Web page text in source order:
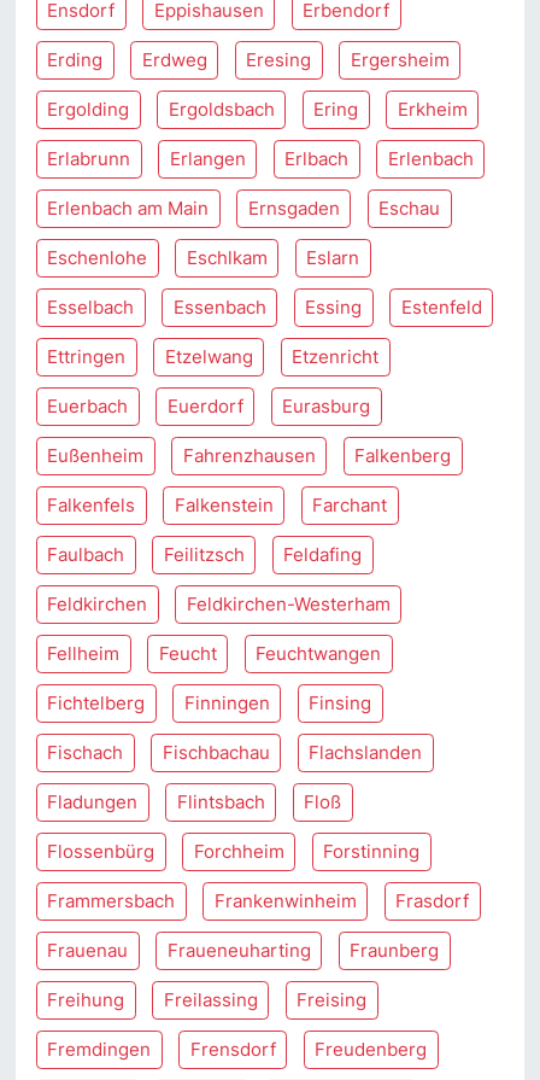
Ensdorf Eppishausen Erbendorf
Erding Erdweg Eresing Ergersheim
Ergolding Ergoldsbach Ering Erkheim
Erlabrunn Erlangen Erlbach Erlenbach
Erlenbach am Main Ernsgaden Eschau
Eschenlohe Eschlkam Eslarn
Esselbach Essenbach Essing Estenfeld
Ettringen Etzelwang Etzenricht
Euerbach Euerdorf Eurasburg
Eußenheim Fahrenzhausen Falkenberg
Falkenfels Falkenstein Farchant
Faulbach Feilitzsch Feldafing
Feldkirchen Feldkirchen-Westerham
Fellheim Feucht Feuchtwangen
Fichtelberg Finningen Finsing
Fischach Fischbachau Flachslanden
Fladungen Flintsbach Floß
Flossenbürg Forchheim Forstinning
Frammersbach Frankenwinheim Frasdorf
Frauenau Fraueneuharting Fraunberg
Freihung Freilassing Freising
Fremdingen Frensdorf Freudenberg